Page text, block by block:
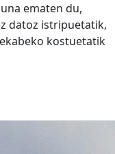
ematen du,
datoz istripuetatik,
kostuetatik